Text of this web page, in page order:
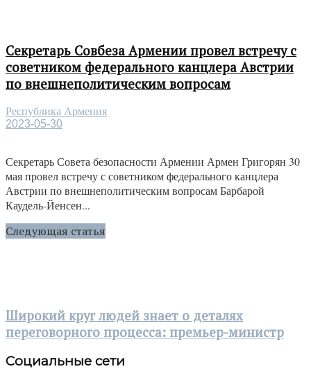
Секретарь Совбеза Армении провел встречу с
советником федерального канцлера Австрии
по внешнеполитическим вопросам
Республика Армения
2023-05-30
Секретарь Совета безопасности Армении Армен Григорян 30
мая провел встречу с советником федерального канцлера
Австрии по внешнеполитическим вопросам Барбарой
Каудель-Йенсен...
Следующая статья
Широкий круг людей знает о деталях
переговорного процесса: премьер-министр
Социальные сети